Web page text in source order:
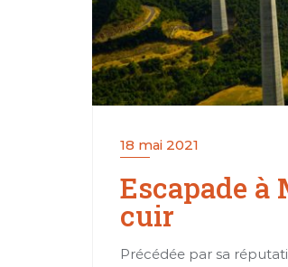
18 mai 2021
Escapade
cuir
Précédée par sa
Patrimoine et culture
ou bien chapeaux: Les merveille
de l’artisanat Occitan